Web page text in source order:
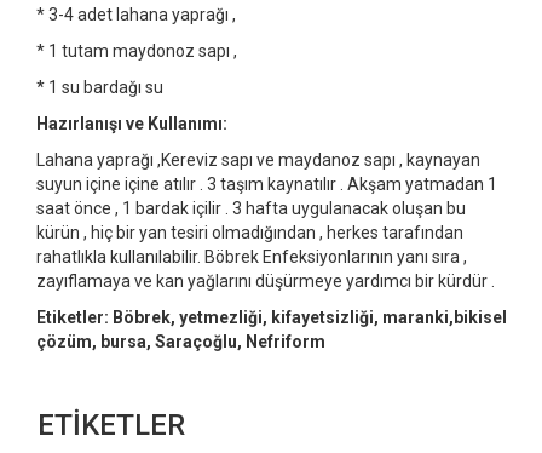
* 3-4 adet lahana yaprağı ,
* 1 tutam maydonoz sapı ,
* 1 su bardağı su
Hazırlanışı ve Kullanımı:
Lahana yaprağı ,Kereviz sapı ve maydanoz sapı , kaynayan
suyun içine içine atılır . 3 taşım kaynatılır . Akşam yatmadan 1
saat önce , 1 bardak içilir . 3 hafta uygulanacak oluşan bu
kürün , hiç bir yan tesiri olmadığından , herkes tarafından
rahatlıkla kullanılabilir. Böbrek Enfeksiyonlarının yanı sıra ,
zayıflamaya ve kan yağlarını düşürmeye yardımcı bir kürdür .
Etiketler: Böbrek, yetmezliği, kifayetsizliği, maranki,bikisel
çözüm, bursa, Saraçoğlu, Nefriform
ETİKETLER